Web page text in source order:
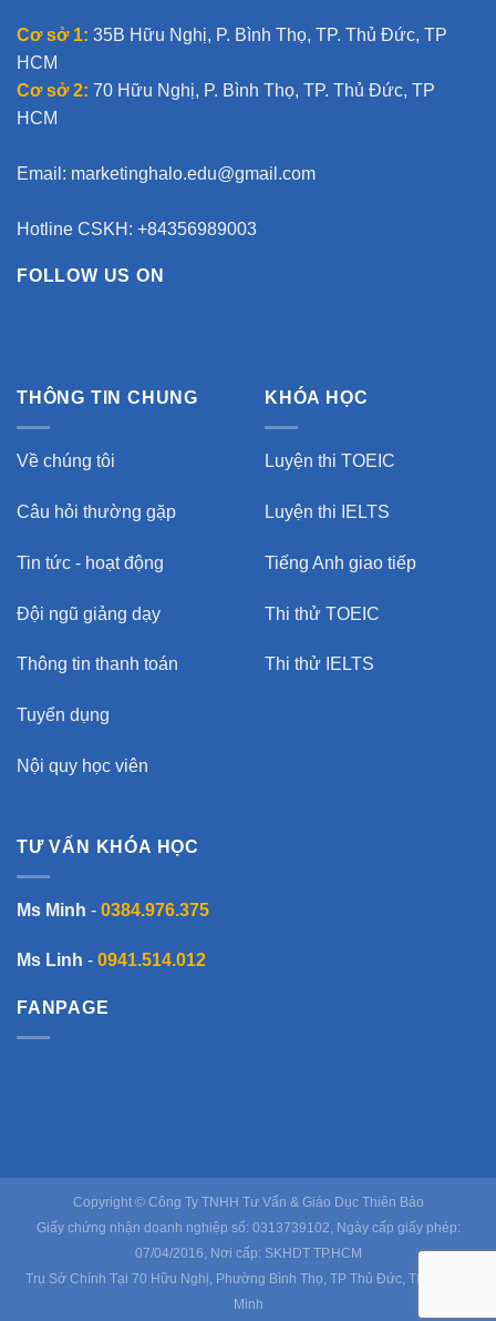
:
Cơ sở 1: 35B Hữu Nghị, P. Bình Thọ, TP. Thủ Đức, TP
HCM
Cơ sở 2: 70 Hữu Nghị, P. Bình Thọ, TP. Thủ Đức, TP
HCM
Email: marketinghalo.edu@gmail.com
Hotline CSKH: +84356989003
FOLLOW US ON
THÔNG TIN CHUNG
Về chúng tôi
Câu hỏi thường gặp
Tin tức - hoạt động
Đội ngũ giảng dạy
Thông tin thanh toán
Tuyển dụng
Nội quy học viên
KHÓA HỌC
Luyện thi TOEIC
Luyện thi IELTS
Tiếng Anh giao tiếp
Thi thử TOEIC
Thi thử IELTS
TƯ VẤN KHÓA HỌC
Ms Minh - 0384.976.375
Ms Linh - 0941.514.012
FANPAGE
Copyright © Công Ty TNHH Tư Vấn & Giáo Dục Thiên Bảo
Giấy chứng nhận doanh nghiệp số: 0313739102, Ngày cấp giấy phép:
07/04/2016, Nơi cấp: SKHDT TP.HCM
Trụ Sở Chính Tại 70 Hữu Nghị, Phường Bình Thọ, TP Thủ Đức, TP Hồ Chí
Minh